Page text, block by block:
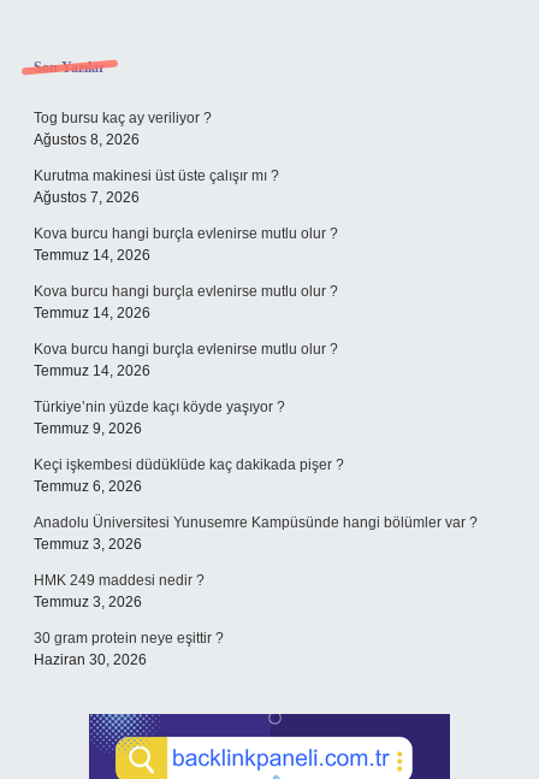
Sidebar
Son Yazılar
Tog bursu kaç ay veriliyor ?
Ağustos 8, 2026
Kurutma makinesi üst üste çalışır mı ?
Ağustos 7, 2026
Kova burcu hangi burçla evlenirse mutlu olur ?
Temmuz 14, 2026
Kova burcu hangi burçla evlenirse mutlu olur ?
Temmuz 14, 2026
Kova burcu hangi burçla evlenirse mutlu olur ?
Temmuz 14, 2026
Türkiye’nin yüzde kaçı köyde yaşıyor ?
Temmuz 9, 2026
Keçi işkembesi düdüklüde kaç dakikada pişer ?
Temmuz 6, 2026
Anadolu Üniversitesi Yunusemre Kampüsünde hangi bölümler var ?
Temmuz 3, 2026
HMK 249 maddesi nedir ?
Temmuz 3, 2026
30 gram protein neye eşittir ?
Haziran 30, 2026